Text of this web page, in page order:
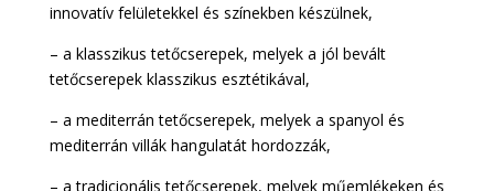
innovatív felületekkel és színekben készülnek,
– a klasszikus tetőcserepek, melyek a jól bevált
tetőcserepek klasszikus esztétikával,
– a mediterrán tetőcserepek, melyek a spanyol és
mediterrán villák hangulatát hordozzák,
– a tradicionális tetőcserepek, melyek műemlékeken és